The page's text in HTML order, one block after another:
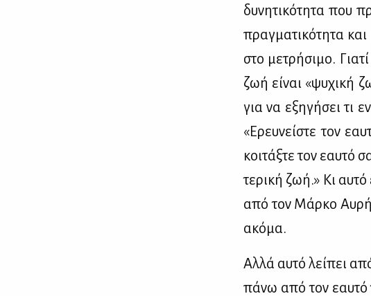
δυ­νη­τι­κό­τη­τα που
πραγ­μα­τι­κό­τη­τα
στο με­τρή­σι­μο.
ζωή εί­ναι «ψυ­χι­κή
για να εξη­γή­σει τι
«Ερευ­νεί­στε τον
κοι­τάξ­τε τον εαυ­τό
τε­ρι­κή ζωή.» Κι
από τον Μάρ­κο
ακό­μα.
Αλ­λά αυ­τό λεί­πει
πά­νω από τον εαυ­τό